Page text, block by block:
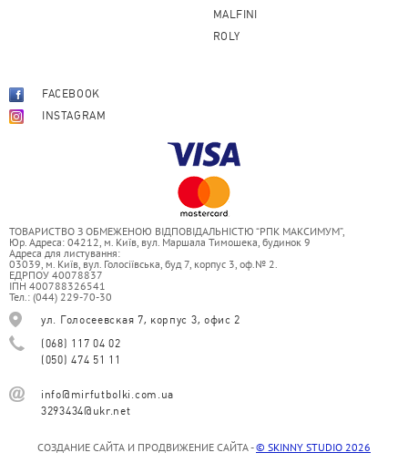
MALFINI
ROLY
FACEBOOK
INSTAGRAM
ТОВАРИСТВО З ОБМЕЖЕНОЮ ВІДПОВІДАЛЬНІСТЮ “РПК МАКСИМУМ”,
Юр. Адреса: 04212, м. Київ, вул. Маршала Тимошека, будинок 9
Адреса для листування:
03039, м. Київ, вул. Голосіївська, буд 7, корпус 3, оф.№ 2.
ЕДРПОУ 40078837
ІПН 400788326541
Тел.: (044) 229-70-30
ул. Голосеевская 7, корпус 3, офис 2
(068) 117 04 02
(050) 474 51 11
info@mirfutbolki.com.ua
3293434@ukr.net
СОЗДАНИЕ САЙТА И ПРОДВИЖЕНИЕ САЙТА -© SKINNY STUDIO 2026